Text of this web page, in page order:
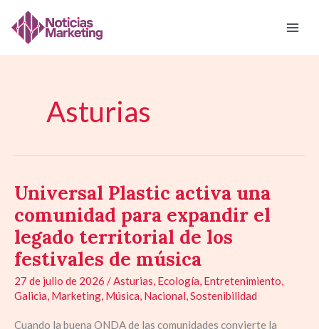
contenido
Asturias
Universal Plastic activa una
comunidad para expandir el
legado territorial de los
festivales de música
27 de julio de 2026 /Asturias, Ecología, Entretenimiento,
Galicia, Marketing, Música, Nacional,Sostenibilidad
Cuando la buena ONDA de las comunidades convierte la
Universal
activa
una
comunidad
para
expandir
legado